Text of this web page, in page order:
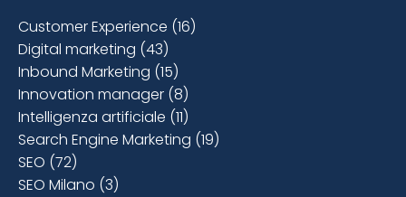
Customer Experience (16)
Digital marketing (43)
Inbound Marketing (15)
Innovation manager (8)
Intelligenza artificiale (11)
Search Engine Marketing (19)
SEO (72)
SEO Milano (3)